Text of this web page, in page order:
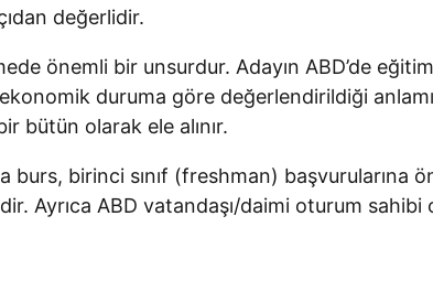
değerlidir.
önemli bir unsurdur. Adayın ABD’de
duruma göre değerlendirildiği
bütün olarak ele alınır.
burs, birinci sınıf (freshman) başvurularına
Ayrıca ABD vatandaşı/daimi oturum